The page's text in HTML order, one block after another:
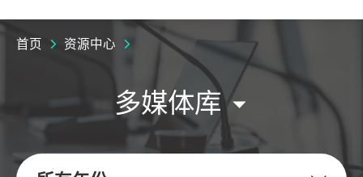
首页 资源中心
多媒体库